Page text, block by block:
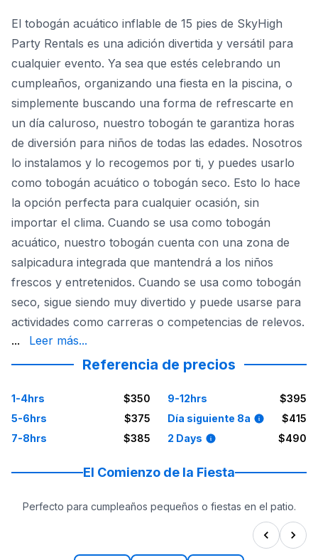
El tobogán acuático inflable de 15 pies de SkyHigh
Party Rentals es una adición divertida y versátil para
cualquier evento. Ya sea que estés celebrando un
cumpleaños, organizando una fiesta en la piscina, o
simplemente buscando una forma de refrescarte en
un día caluroso, nuestro tobogán te garantiza horas
de diversión para niños de todas las edades. Nosotros
lo instalamos y lo recogemos por ti, y puedes usarlo
como tobogán acuático o tobogán seco. Esto lo hace
la opción perfecta para cualquier ocasión, sin
importar el clima. Cuando se usa como tobogán
acuático, nuestro tobogán cuenta con una zona de
salpicadura integrada que mantendrá a los niños
frescos y entretenidos. Cuando se usa como tobogán
seco, sigue siendo muy divertido y puede usarse para
actividades como carreras o competencias de relevos.
está diseñado para durar. Entregamos, instalamos y
... Leer más...
Referencia de precios
1-4hrs
$350
5-6hrs
$375
7-8hrs
$385
9-12hrs
$395
Día siguiente 8a
$415
2 Days
$490
El Comienzo de la Fiesta
Perfecto para cumpleaños pequeños o fiestas en el patio.